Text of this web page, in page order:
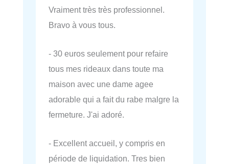
Vraiment très très professionnel.
Bravo à vous tous.
- 30 euros seulement pour refaire
tous mes rideaux dans toute ma
maison avec une dame agee
adorable qui a fait du rabe malgre la
fermeture. J'ai adoré.
- Excellent accueil, y compris en
période de liquidation. Tres bien